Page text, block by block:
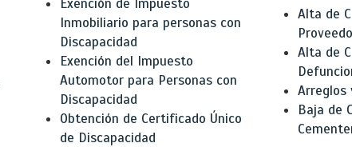
Exención de Impuesto
Inmobiliario para personas con
Discapacidad
Exención del Impuesto
Automotor para Personas con
Discapacidad
Obtención de Certificado Único
de Discapacidad
Alta de
Alta de
Arreglos
Baja de